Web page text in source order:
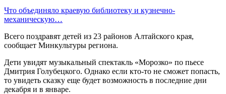
Что объединяло краевую библиотеку и кузнечно-
механическую…
Всего поздравят детей из 23 районов Алтайского края,
сообщает Минкультуры региона.
Дети увидят музыкальный спектакль «Морозко» по пьесе
Дмитрия Голубецкого. Однако если кто-то не сможет попасть,
то увидеть сказку еще будет возможность в последние дни
декабря и в январе.